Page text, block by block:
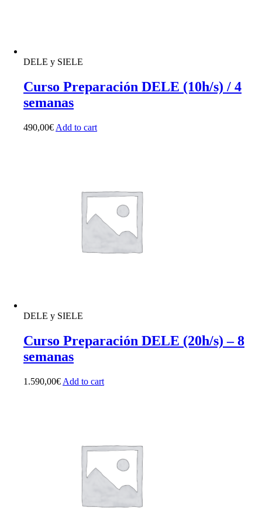
DELE y SIELE
Curso Preparación DELE (10h/s) / 4
semanas
490,00€ Add to cart
DELE y SIELE
Curso Preparación DELE (20h/s) – 8
semanas
1.590,00€ Add to cart